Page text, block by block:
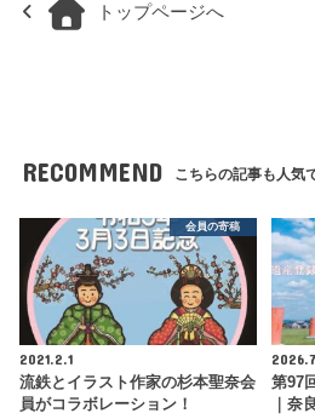
トップページへ
RECOMMEND こちらの記事も人気
会員の寄稿
2021.2.1
流鉄とイラスト作家の杉本聖奈会
員がコラボレーション！
第97
｜奈